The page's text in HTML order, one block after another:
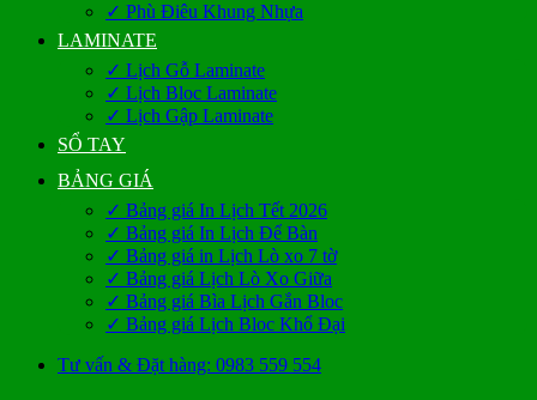
✓ Phù Điêu Khung Nhựa
LAMINATE
✓ Lịch Gỗ Laminate
✓ Lịch Bloc Laminate
✓ Lịch Gập Laminate
SỔ TAY
BẢNG GIÁ
✓ Bảng giá In Lịch Tết 2026
✓ Bảng giá In Lịch Để Bàn
✓ Bảng giá in Lịch Lò xo 7 tờ
✓ Bảng giá Lịch Lò Xo Giữa
✓ Bảng giá Bìa Lịch Gắn Bloc
✓ Bảng giá Lịch Bloc Khổ Đại
Tư vấn & Đặt hàng: 0983 559 554